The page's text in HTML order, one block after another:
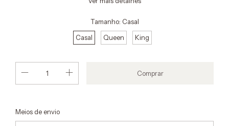
Tamanho: Casal
Casal
Queen King
Entregas para o CEP:
Meios de envio